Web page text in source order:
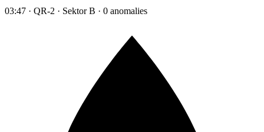
03:47 · QR-2 · Sektor B · 0 anomalies